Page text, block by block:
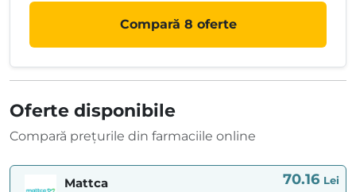
Compară 8 oferte
Oferte disponibile
Compară prețurile din farmaciile online
Mattca 70.16 Lei